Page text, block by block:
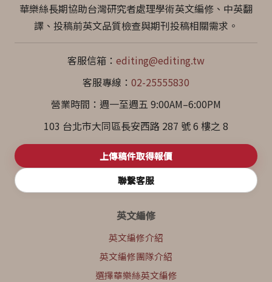
華樂絲長期協助台灣研究者處理學術英文編修、中英翻
譯、投稿前英文品質檢查與期刊投稿相關需求。
客服信箱： editing@editing.tw
客服專線： 02-25555830
營業時間：週一至週五 9:00AM–6:00PM
103 台北市大同區長安西路 287 號 6 樓之 8
上傳稿件取得報價
聯繫客服
英文編修
英文編修介紹
英文編修團隊介紹
選擇華樂絲英文編修